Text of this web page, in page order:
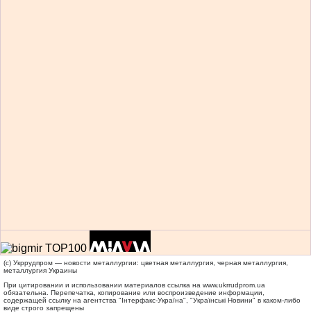
(c) Укррудпром — новости металлургии: цветная металлургия, черная металлургия,
металлургия Украины
При цитировании и использовании материалов ссылка на www.ukrrudprom.ua
обязательна. Перепечатка, копирование или воспроизведение информации,
содержащей ссылку на агентства "Iнтерфакс-Україна", "Українськi Новини" в каком-либо
виде строго запрещены